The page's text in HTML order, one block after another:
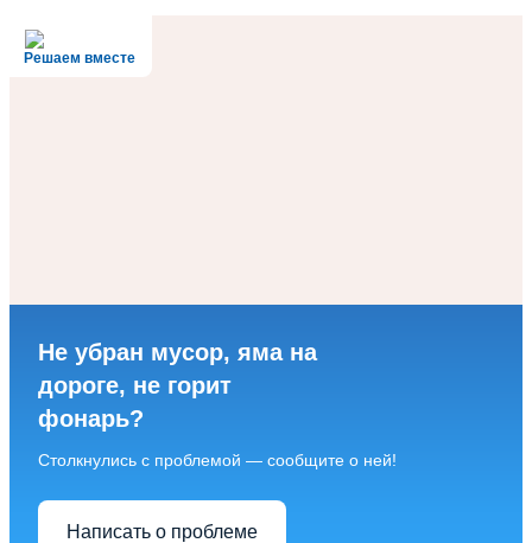
Решаем вместе
Не убран мусор, яма на
дороге, не горит
фонарь?
Столкнулись с проблемой — сообщите о ней!
Написать о проблеме